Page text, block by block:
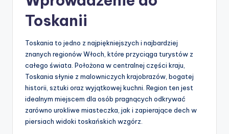
Toskanii
Toskania to jedno z najpiękniejszych i najbardziej
znanych regionów Włoch, które przyciąga turystów z
całego świata. Położona w centralnej części kraju,
Toskania słynie z malowniczych krajobrazów, bogatej
historii, sztuki oraz wyjątkowej kuchni. Region ten jest
idealnym miejscem dla osób pragnących odkrywać
zarówno urokliwe miasteczka, jak i zapierające dech w
piersiach widoki toskańskich wzgórz.